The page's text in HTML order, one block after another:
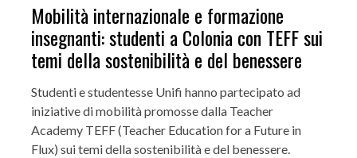
Mobilità internazionale e formazione
insegnanti: studenti a Colonia con TEFF sui
temi della sostenibilità e del benessere
Studenti e studentesse Unifi hanno partecipato ad
iniziative di mobilità promosse dalla Teacher
Academy TEFF (Teacher Education for a Future in
Flux) sui temi della sostenibilità e del benessere.